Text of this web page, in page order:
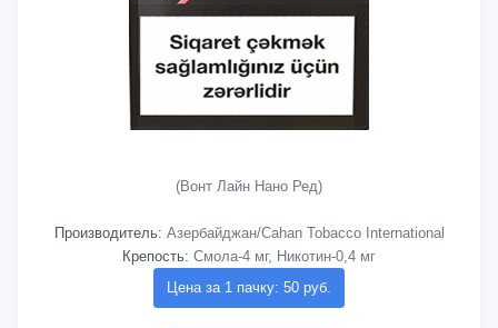
(Вонт Лайн Нано Ред)
Производитель: Азербайджан/Cahan Tobacco International
Крепость: Смола-4 мг, Никотин-0,4 мг
Цена за 1 пачку: 50 руб.